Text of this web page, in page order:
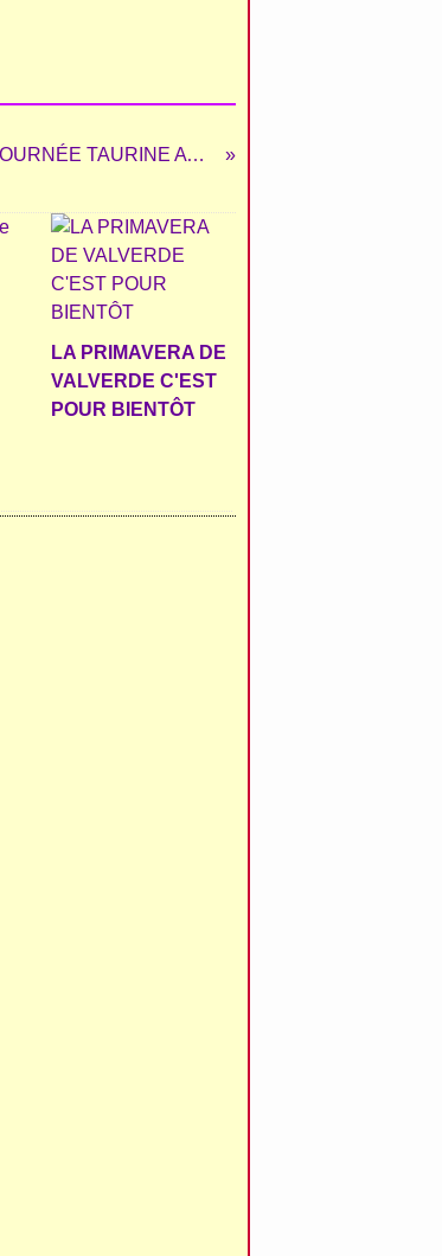
UNE JOURNÉE TAURINE AVEC TIBO GARCIA
LA PRIMAVERA DE
VALVERDE C'EST
POUR BIENTÔT